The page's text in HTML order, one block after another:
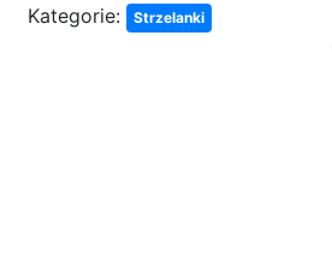
Kategorie:
Strzelanki